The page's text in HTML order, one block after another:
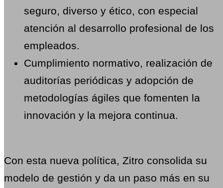
seguro, diverso y ético, con especial
atención al desarrollo profesional de los
empleados.
Cumplimiento normativo, realización de
auditorías periódicas y adopción de
metodologías ágiles que fomenten la
innovación y la mejora continua.
Con esta nueva política, Zitro consolida su
modelo de gestión y da un paso más en su